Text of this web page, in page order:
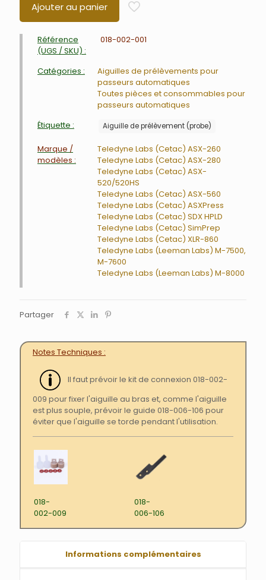
Ajouter au panier
Référence
(UGS / SKU) :
018-002-001
Catégories :
Aiguilles de prélèvements pour
passeurs automatiques
Toutes pièces et consommables pour
passeurs automatiques
Étiquette :
Aiguille de prélèvement (probe)
Marque /
modèles :
Teledyne Labs (Cetac) ASX-260
Teledyne Labs (Cetac) ASX-280
Teledyne Labs (Cetac) ASX-
520/520HS
Teledyne Labs (Cetac) ASX-560
Teledyne Labs (Cetac) ASXPress
Teledyne Labs (Cetac) SDX HPLD
Teledyne Labs (Cetac) SimPrep
Teledyne Labs (Cetac) XLR-860
Teledyne Labs (Leeman Labs) M-7500,
M-7600
Teledyne Labs (Leeman Labs) M-8000
Partager
Notes Techniques
Il faut prévoir le kit de connexion 018-002-
009 pour fixer l'aiguille au bras et, comme l'aiguille
est plus souple, prévoir le guide 018-006-106 pour
éviter que l'aiguille se torde pendant l'utilisation.
018-
002-009
018-
006-106
Informations complémentaires